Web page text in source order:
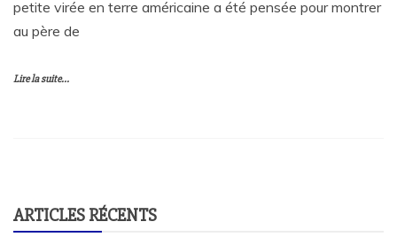
petite virée en terre américaine a été pensée pour montrer
au père de
Lire la suite...
ARTICLES RÉCENTS